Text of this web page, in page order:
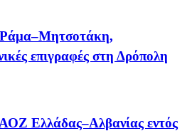
επιγραφές στη Δρόπολη
Ελλάδας–Αλβανίας εντός